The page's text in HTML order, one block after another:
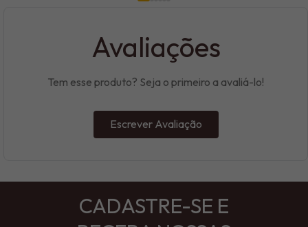
Avaliações
Tem esse produto? Seja o primeiro a avaliá-lo!
Escrever Avaliação
CADASTRE-SE E